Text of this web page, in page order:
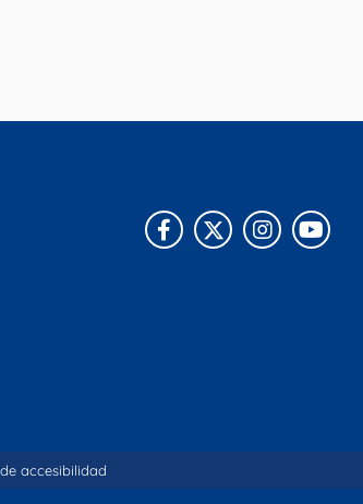
Facebook
X
accesibilidad